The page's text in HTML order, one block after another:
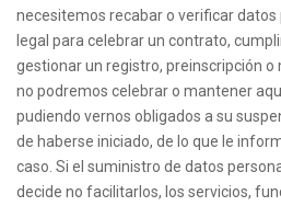
necesitemos recabar o verificar
legal para celebrar un contrato,
gestionar un registro, preinscripción o
no podremos celebrar o mantener
pudiendo vernos obligados a su
de haberse iniciado, de lo que le
caso. Si el suministro de datos
decide no facilitarlos, los servicios,